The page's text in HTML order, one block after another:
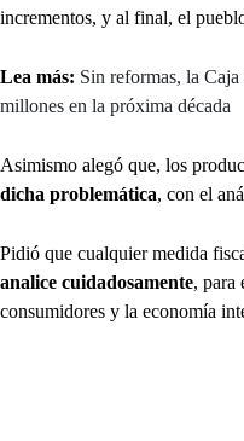
incrementos, y al final, el
Lea más: Sin reformas, la
millones en la próxima década
Asimismo alegó que, los
dicha problemática, con el
Pidió que cualquier medida
analice cuidadosamente, para
consumidores y la economía